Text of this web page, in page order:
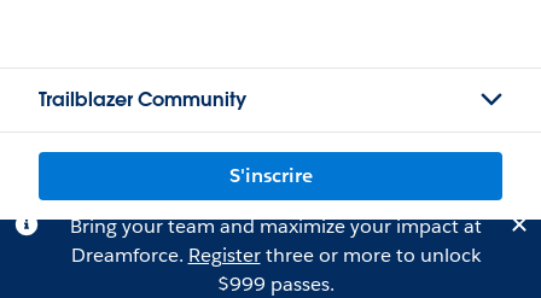
Trailblazer Community
S'inscrire
Bring your team and maximize your impact at
Dreamforce. Registerthree or more to unlock
$999 passes.